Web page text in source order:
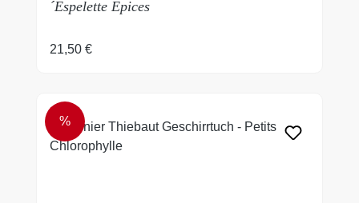
´Espelette Epices
Regulärer Preis:
21,50 €
RABATT
%